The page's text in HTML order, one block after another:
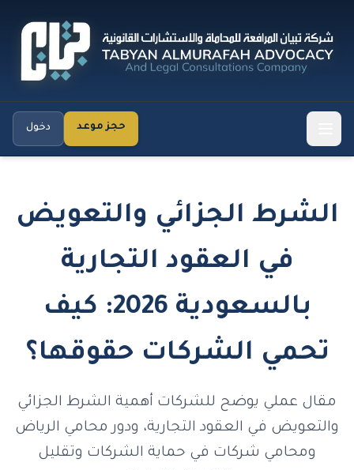
حجز موعد دخول
الشرط الجزائي والتعويض
في العقود التجارية
بالسعودية 2026: كيف
تحمي الشركات حقوقها؟
مقال عملي يوضح للشركات أهمية الشرط الجزائي
والتعويض في العقود التجارية، ودور محامي الرياض
ومحامي شركات في حماية الشركات وتقليل